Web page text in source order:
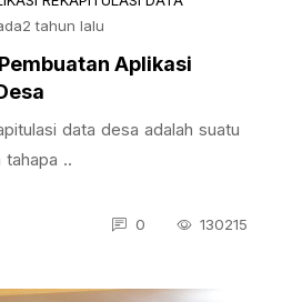
tahun lalu
Aplikasi
data desa adalah suatu
..
0 130215